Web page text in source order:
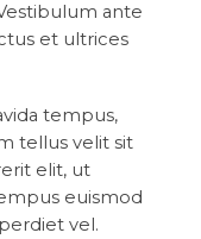
ante
et ultrices
tempus,
tellus velit sit
elit, ut
euismod
vel.